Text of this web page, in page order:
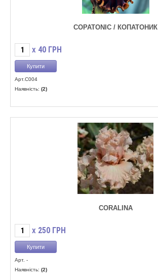
COPATONIC / КОПАТОНИК
X 40 ГРН
Арт.C004
Наявність: (2)
CORALINA
X 250 ГРН
Арт. -
Наявність: (2)